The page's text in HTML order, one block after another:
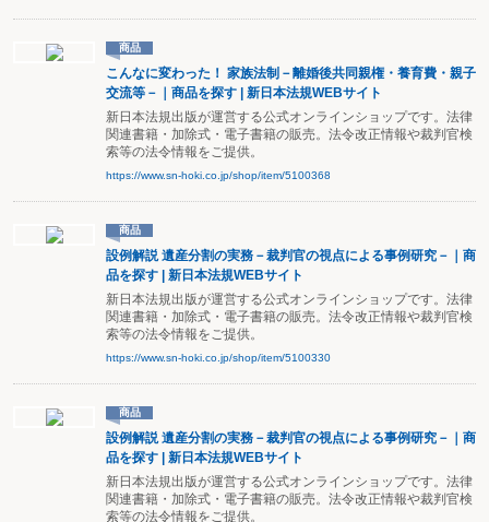
商品
こんなに変わった！ 家族法制－離婚後共同親権・養育費・親子
交流等－｜商品を探す | 新日本法規WEBサイト
新日本法規出版が運営する公式オンラインショップです。法律
関連書籍・加除式・電子書籍の販売。法令改正情報や裁判官検
索等の法令情報をご提供。
https://www.sn-hoki.co.jp/shop/item/5100368
商品
設例解説 遺産分割の実務－裁判官の視点による事例研究－｜商
品を探す | 新日本法規WEBサイト
新日本法規出版が運営する公式オンラインショップです。法律
関連書籍・加除式・電子書籍の販売。法令改正情報や裁判官検
索等の法令情報をご提供。
https://www.sn-hoki.co.jp/shop/item/5100330
商品
設例解説 遺産分割の実務－裁判官の視点による事例研究－｜商
品を探す | 新日本法規WEBサイト
新日本法規出版が運営する公式オンラインショップです。法律
関連書籍・加除式・電子書籍の販売。法令改正情報や裁判官検
索等の法令情報をご提供。